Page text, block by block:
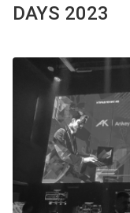
DAYS 2023